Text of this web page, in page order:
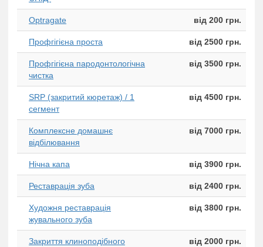
Optragate від 200 грн.
Профгігієна проста від 2500 грн.
Профгігієна пародонтологічна
чистка
від 3500 грн.
SRP (закритий кюретаж) / 1
сегмент
від 4500 грн.
Комплексне домашнє
відбілювання
від 7000 грн.
Нічна капа від 3900 грн.
Реставрація зуба від 2400 грн.
Художня реставрація
жувального зуба
від 3800 грн.
Закриття клиноподібного
від 2000 грн.